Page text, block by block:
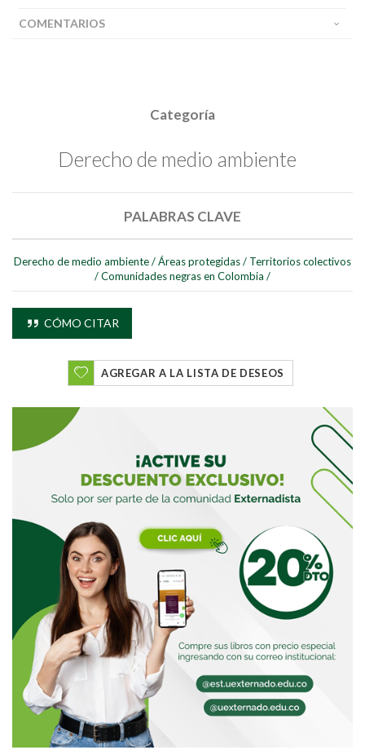
COMENTARIOS
Categoría
Derecho de medio ambiente
PALABRAS CLAVE
Derecho de medio ambiente/Áreas protegidas/ Territorios colectivos
/Comunidades negras en Colombia /
CÓMO CITAR
AGREGAR A LA LISTA DE DESEOS